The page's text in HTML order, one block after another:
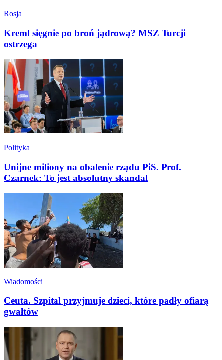
Rosja
Kreml sięgnie po broń jądrową? MSZ Turcji
ostrzega
Polityka
Unijne miliony na obalenie rządu PiS. Prof.
Czarnek: To jest absolutny skandal
Wiadomości
Ceuta. Szpital przyjmuje dzieci, które padły ofiarą
gwałtów